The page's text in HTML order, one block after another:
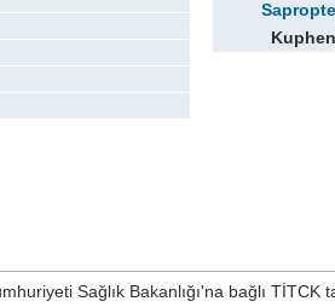
Sağlık Bakanlığı'na bağlı